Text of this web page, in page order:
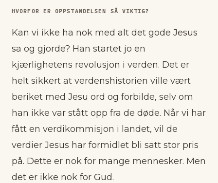
HVORFOR ER OPPSTANDELSEN SÅ VIKTIG?
Kan vi ikke ha nok med alt det gode Jesus
sa og gjorde? Han startet jo en
kjærlighetens revolusjon i verden. Det er
helt sikkert at verdenshistorien ville vært
beriket med Jesu ord og forbilde, selv om
han ikke var stått opp fra de døde. Når vi har
fått en verdikommisjon i landet, vil de
verdier Jesus har formidlet bli satt stor pris
på. Dette er nok for mange mennesker. Men
det er ikke nok for Gud.